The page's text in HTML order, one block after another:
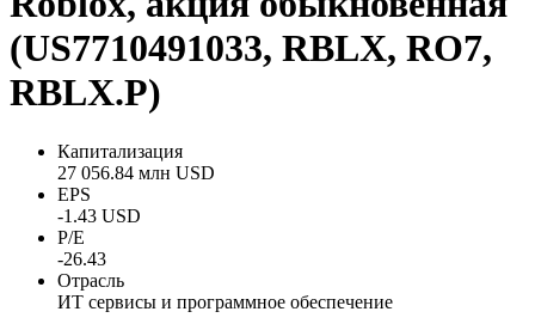
(US7710491033, RBLX, RO7,
RBLX.P)
Капитализация
27 056.84 млн USD
EPS
-1.43 USD
P/E
-26.43
Отрасль
ИТ сервисы и программное обеспечение